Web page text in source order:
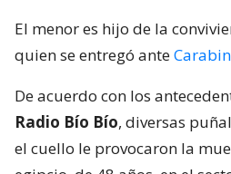
El menor es hijo de la
quien se entregó ante
De acuerdo con los
Radio Bío Bío, diversas
el cuello le provocaron la